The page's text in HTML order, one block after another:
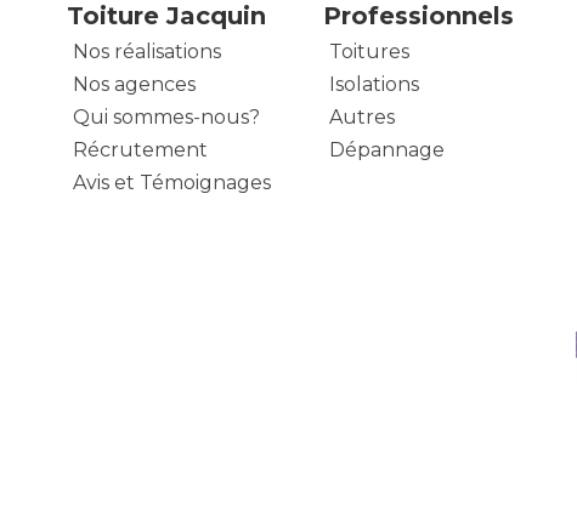
Toiture Jacquin
Nos réalisations
Nos agences
Qui sommes-nous?
Récrutement
Avis et Témoignages
Professionnels
Toitures
Isolations
Autres
Dépannage